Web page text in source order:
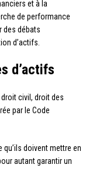
et à la
de performance
des débats
d’actifs.
d’actifs
civil, droit des
par le Code
qu’ils doivent mettre en
autant garantir un